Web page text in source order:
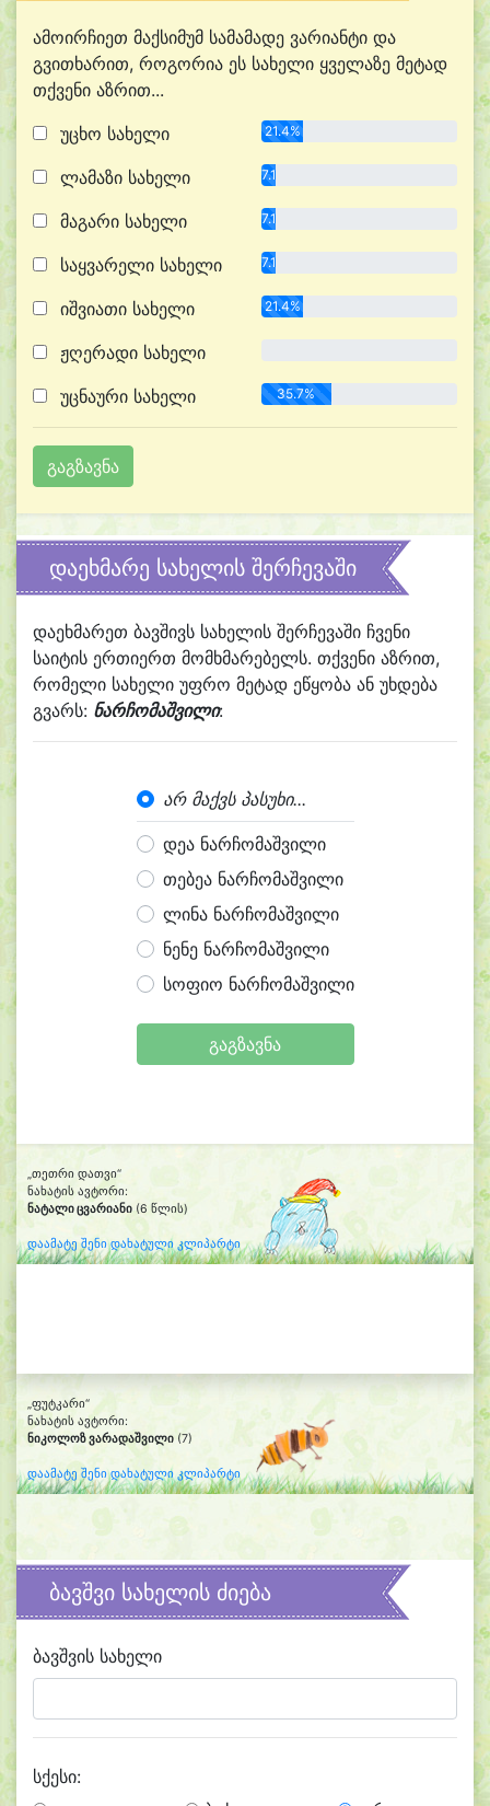
ამოირჩიეთ მაქსიმუმ სამამადე ვარიანტი და
გვითხარით, როგორია ეს სახელი ყველაზე მეტად
თქვენი აზრით...
უცხო სახელი
21.4%
ლამაზი სახელი 7.1%
მაგარი სახელი 7.1%
საყვარელი სახელი 7.1%
იშვიათი სახელი 21.4%
ჟღერადი სახელი
უცნაური სახელი 35.7%
დაეხმარე სახელის შერჩევაში
დაეხმარეთ ბავშივს სახელის შერჩევაში ჩვენი
საიტის ერთიერთ მომხმარებელს. თქვენი აზრით,
რომელი სახელი უფრო მეტად ეწყობა ან უხდება
გვარს: ნარჩომაშვილი:
არ მაქვს პასუხი...
დეა ნარჩომაშვილი
თებეა ნარჩომაშვილი
ლინა ნარჩომაშვილი
ნენე ნარჩომაშვილი
სოფიო ნარჩომაშვილი
გაგზავნა
„თეთრი დათვი“
ნახატის ავტორი:
ნატალი ცვარიანი (6 წლის)
დაამატე შენი დახატული კლიპარტი
„ფუტკარი“
ნახატის ავტორი:
ნიკოლოზ ვარადაშვილი (7)
დაამატე შენი დახატული კლიპარტი
ბავშვი სახელის ძიება
ბავშვის სახელი
სქესი: